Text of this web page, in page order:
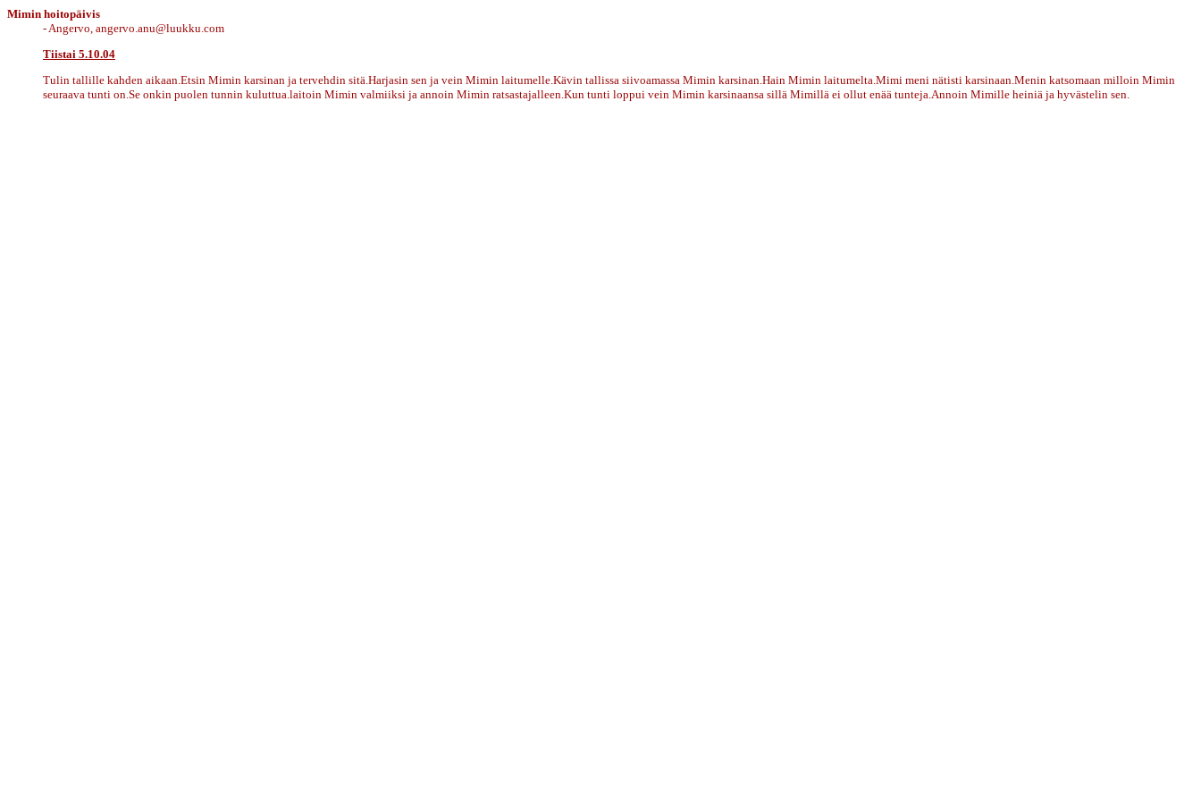
Mimin hoitopäivis
-Angervo, angervo.anu@luukku.com
Tiistai 5.10.04
Tulin tallille kahden aikaan.Etsin Mimin karsinan ja tervehdin sitä.Harjasin sen ja vein Mimin laitumelle.Kävin tallissa siivoamassa Mimin karsinan.Hain Mimin laitumelta.Mimi meni nätisti karsinaan.Menin katsomaan milloin Mimin
seuraava tunti on.Se onkin puolen tunnin kuluttua.laitoin Mimin valmiiksi ja annoin Mimin ratsastajalleen.Kun tunti loppui vein Mimin karsinaansa sillä Mimillä ei ollut enää tunteja.Annoin Mimille heiniä ja hyvästelin sen.